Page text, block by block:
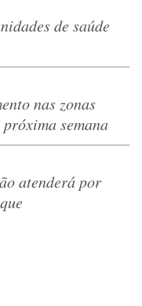
de saúde
nas zonas
semana
atenderá por